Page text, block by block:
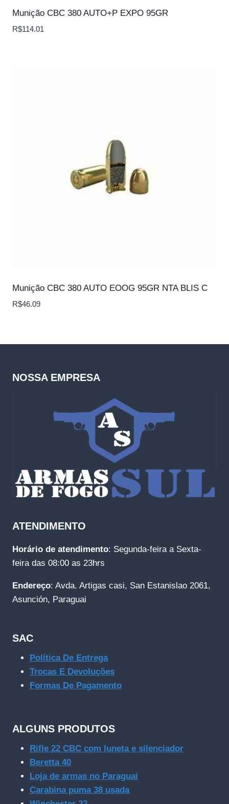
Munição CBC 380 AUTO+P EXPO 95GR
R$114.01
Munição CBC 380 AUTO EOOG 95GR NTA BLIS C
R$46.09
NOSSA EMPRESA
ATENDIMENTO
Horário de atendimento: Segunda-feira a Sexta-
feira das 08:00 as 23hrs
Endereço: Avda. Artigas casi, San Estanislao 2061,
Asunción, Paraguai
SAC
Política De Entrega
Trocas E Devoluções
Formas De Pagamento
ALGUNS PRODUTOS
Rifle 22 CBC com luneta e silenciador
Beretta 40
Loja de armas no Paraguai
Carabina puma 38 usada